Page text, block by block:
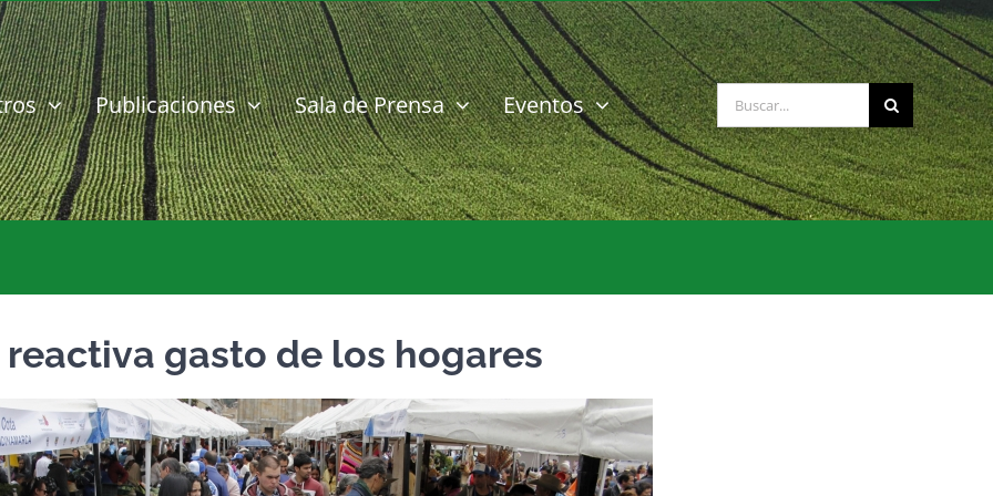
Publicaciones Sala de Prensa Eventos Buscar:
reactiva gasto de los hogares